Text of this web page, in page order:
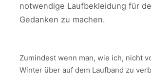
notwendige Laufbekleidung für
Gedanken zu machen.
Zumindest wenn man, wie ich, nicht
Winter über auf dem Laufband zu